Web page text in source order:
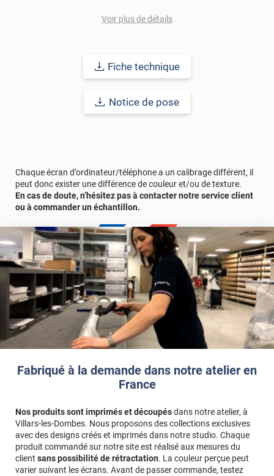
Fabriqué à la demande dans notre atelier en
France
Nos produits sont imprimés et découpésdans notre atelier, à
Villars-les-Dombes. Nous proposons des collections exclusives
avec des designs créés et imprimés dans notre studio. Chaque
produit commandé sur notre site est réalisé aux mesures du
client sans possibilité de rétractation. La couleur perçue peut
varier suivant les écrans. Avant de passer commande, testez
Pour donner une seconde jeunesse à vos murs ou meubles,
comptez sur ce vinyl de haute qualité avec une excellente
imperfections. Classé A+ au test C.O.V et C-s2,d0 au feu, ce
revêtement peut être installé dans un lieu ouvert public.
: 10 ans en pose intérieur (anti craquèlement,
écaillage, délamination et jaunissement)
Voir plus de détails
Fiche technique
Notice de pose
Chaque écran d’ordinateur/téléphone a un calibrage différent, il
peut donc exister une différence de couleur et/ou de texture.
En cas de doute, n’hésitez pas à contacter notre service client
ou à commander un échantillon.